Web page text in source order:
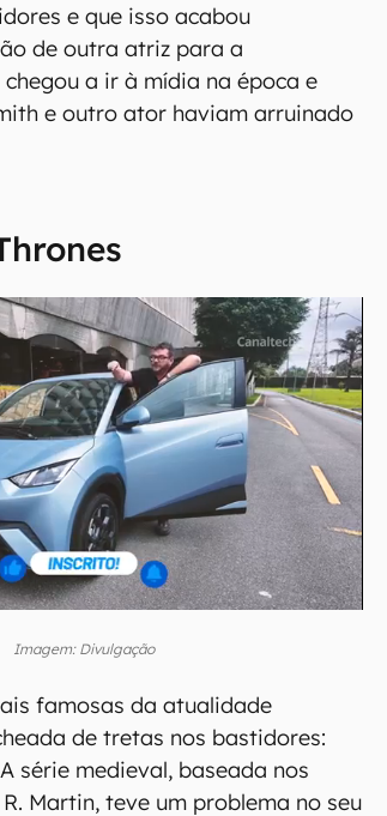
e que isso acabou
de outra atriz para a
a ir à mídia na época e
e outro ator haviam arruinado
Imagem: Divulgação
famosas da atualidade
de tretas nos bastidores:
série medieval, baseada nos
Martin, teve um problema no seu